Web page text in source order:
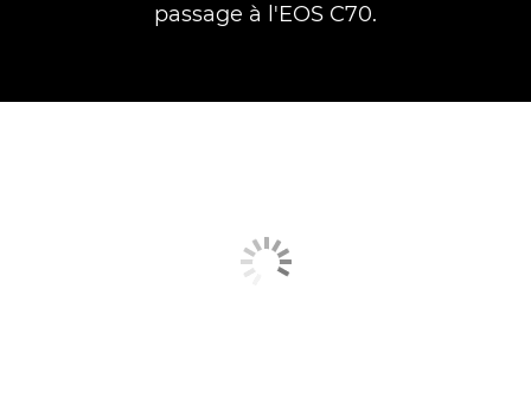
passage à l'EOS C70.